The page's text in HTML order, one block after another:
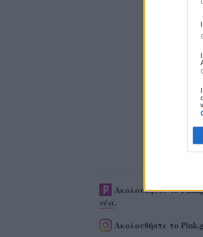
Ακολουθήστε το
νέα.
Ακολουθήστε το